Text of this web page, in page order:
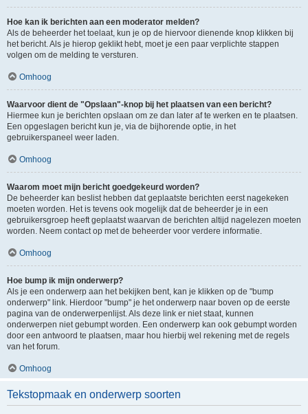
Hoe kan ik berichten aan een moderator melden?
Als de beheerder het toelaat, kun je op de hiervoor dienende knop klikken bij
het bericht. Als je hierop geklikt hebt, moet je een paar verplichte stappen
volgen om de melding te versturen.
Omhoog
Waarvoor dient de "Opslaan"-knop bij het plaatsen van een bericht?
Hiermee kun je berichten opslaan om ze dan later af te werken en te plaatsen.
Een opgeslagen bericht kun je, via de bijhorende optie, in het
gebruikerspaneel weer laden.
Omhoog
Waarom moet mijn bericht goedgekeurd worden?
De beheerder kan beslist hebben dat geplaatste berichten eerst nagekeken
moeten worden. Het is tevens ook mogelijk dat de beheerder je in een
gebruikersgroep heeft geplaatst waarvan de berichten altijd nagelezen moeten
worden. Neem contact op met de beheerder voor verdere informatie.
Omhoog
Hoe bump ik mijn onderwerp?
Als je een onderwerp aan het bekijken bent, kan je klikken op de "bump
onderwerp" link. Hierdoor "bump" je het onderwerp naar boven op de eerste
pagina van de onderwerpenlijst. Als deze link er niet staat, kunnen
onderwerpen niet gebumpt worden. Een onderwerp kan ook gebumpt worden
door een antwoord te plaatsen, maar hou hierbij wel rekening met de regels
van het forum.
Omhoog
Tekstopmaak en onderwerp soorten